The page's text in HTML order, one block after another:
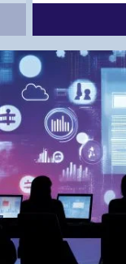
Bremgarten bei
Brig
Brig-Glis
Bronschhofen
Brugg
Brugg AG
Brütten
Bubendorf
Bubikon
Burgdorf